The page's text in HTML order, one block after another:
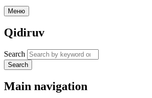
Меню
Qidiruv
Search
Search
Main navigation